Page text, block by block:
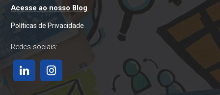
Acesse ao nosso Blog.
Políticas de Privacidade
Redes sociais: